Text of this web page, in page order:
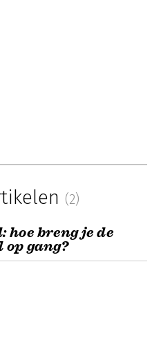
(2)
hoe breng je de
gang?